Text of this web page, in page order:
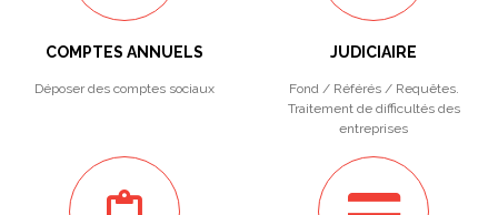
COMPTES ANNUELS
Déposer des comptes sociaux
JUDICIAIRE
Fond / Référés / Requêtes.
Traitement de difficultés des
entreprises